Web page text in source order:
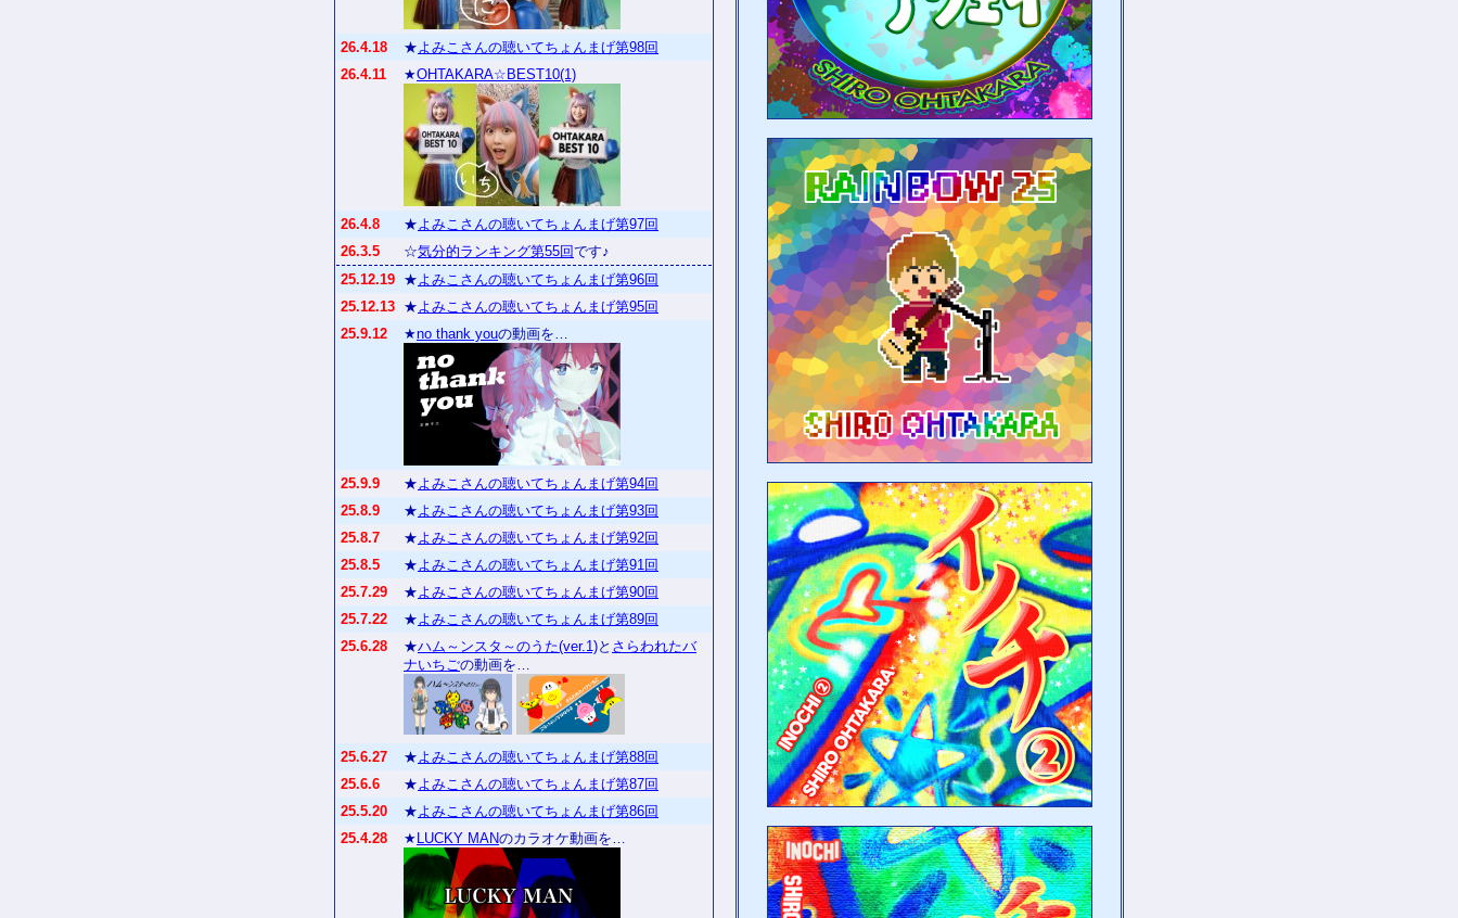
26.4.18 ★よみこさんの聴いてちょんまげ第98回
26.4.11
★OHTAKARA☆BEST10(1)
26.4.8 ★よみこさんの聴いてちょんまげ第97回
26.3.5
☆気分的ランキング第55回です♪
25.12.19 ★よみこさんの聴いてちょんまげ第96回
25.12.13 ★よみこさんの聴いてちょんまげ第95回
25.9.12
★no thank youの動画を…
25.9.9 ★よみこさんの聴いてちょんまげ第94回
25.8.9
★よみこさんの聴いてちょんまげ第93回
25.8.7
★よみこさんの聴いてちょんまげ第92回
25.8.5
★よみこさんの聴いてちょんまげ第91回
25.7.29
★よみこさんの聴いてちょんまげ第90回
25.7.22
★よみこさんの聴いてちょんまげ第89回
25.6.28
★ハム～ンスタ～のうた(ver.1)と さらわれたバ
ナいちごの動画を…
25.6.27 ★よみこさんの聴いてちょんまげ第88回
25.6.6
★よみこさんの聴いてちょんまげ第87回
25.5.20
★よみこさんの聴いてちょんまげ第86回
25.4.28
★ LUCKY MANのカラオケ動画を…